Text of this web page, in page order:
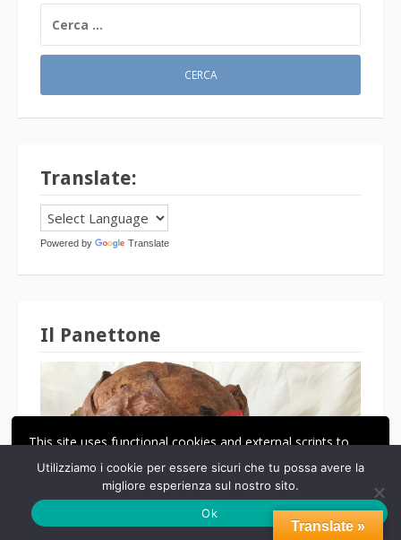
This site uses functional cookies and external scripts to
improve your experience.
LE MIE IMPOSTAZIONI
ACCETTA
PER:
Translate:
Powered by Translate
Il Panettone
Translate »
Utilizziamo i cookie per essere sicuri che tu possa avere la
migliore esperienza sul nostro sito.
Ok